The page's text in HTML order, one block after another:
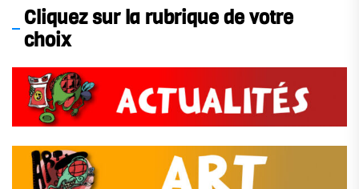
Cliquez sur la rubrique de votre
choix